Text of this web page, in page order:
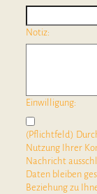
Notiz:
Einwilligung:
(Pflichtfeld)
Nutzung Ihrer
Nachricht
Daten bleiben
Beziehung zu